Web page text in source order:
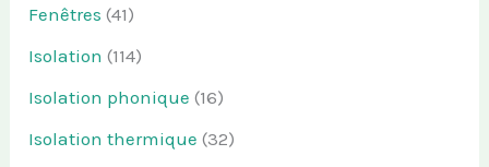
Fenêtres (41)
Isolation (114)
Isolation phonique (16)
Isolation thermique (32)